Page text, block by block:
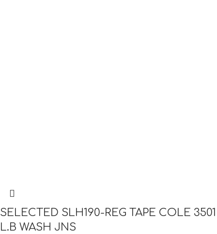
SELECTED SLH190-REG TAPE COLE 3501
L.B WASH JNS